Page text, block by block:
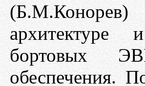
архитектуре
бортовых
обеспечения.